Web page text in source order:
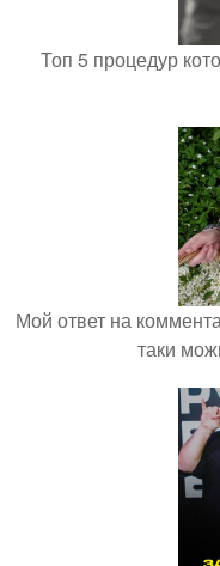
Топ 5 процедур
Мой ответ на
таки